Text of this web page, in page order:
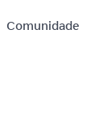
Comunidade